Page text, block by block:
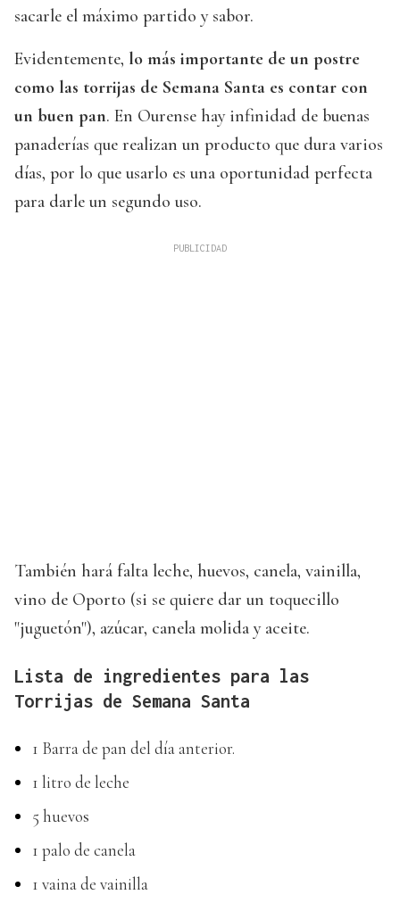
sacarle el máximo partido y sabor.
Evidentemente, lo más importante de un postre
como las torrijas de Semana Santa es contar con
un buen pan. En Ourense hay infinidad de buenas
panaderías que realizan un producto que dura varios
días, por lo que usarlo es una oportunidad perfecta
para darle un segundo uso.
También hará falta leche, huevos, canela, vainilla,
vino de Oporto (si se quiere dar un toquecillo
"juguetón"), azúcar, canela molida y aceite.
Lista de ingredientes para las
Torrijas de Semana Santa
1 Barra de pan del día anterior.
1 litro de leche
5 huevos
1 palo de canela
1 vaina de vainilla